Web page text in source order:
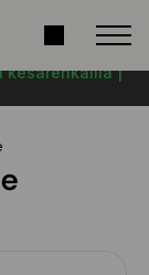
kesärenkailla |